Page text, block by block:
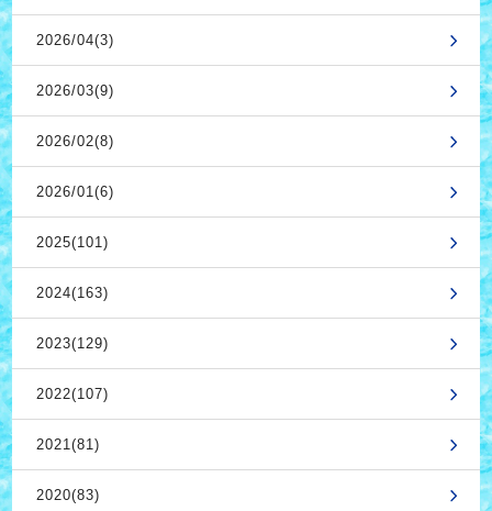
2026/04(3)
2026/03(9)
2026/02(8)
2026/01(6)
2025(101)
2024(163)
2023(129)
2022(107)
2021(81)
2020(83)